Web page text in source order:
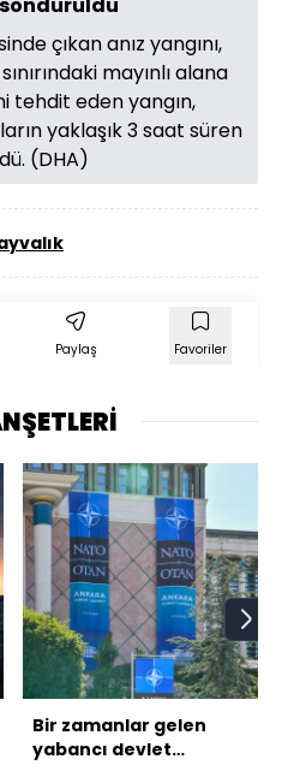
çıkan anız yangını,
mayınlı alana
tehdit eden yangın,
yaklaşık 3 saat süren
(DHA)
Paylaş Favoriler
Bir zamanlar gelen
yabancı devlet